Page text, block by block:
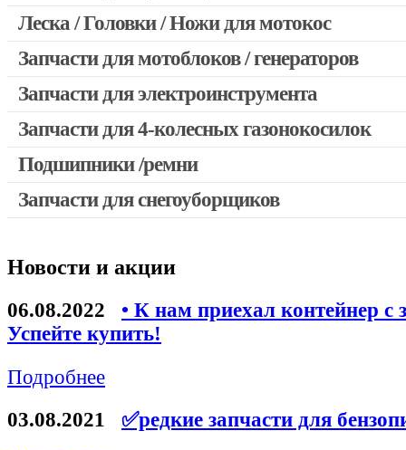
Запчасти для Китайских триммеров
Запчасти для мотокос Stihl / Husqvarna / Oleo-mac / Echo и
Леска / Головки / Ножи для мотокос
Запчасти для мотоблоков / генераторов
Запчасти для электроинструмента
Двигатели, редукторы для шуруповертов
Выключатели, переключатели
Запчасти для УШМ (болгарок)
Запчасти для электроинструмента другие
Запчасти для компрессоров
Конденсаторы
Ремни для электроинструмента
Запчасти для 4-колесных газонокосилок
Подшипники /ремни
Запчасти для снегоуборщиков
Новости и акции
06.08.2022
• К нам приехал контейнер с
Успейте купить!
Подробнее
03.08.2021
✅редкие запчасти для